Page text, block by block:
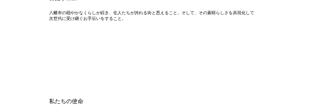
八幡市の穏やかなくらしが続き、住人たちが誇れる街と思えること。そして、その素晴らしさを具現化して
次世代に受け継ぐお手伝いをすること。
​私たちの使命